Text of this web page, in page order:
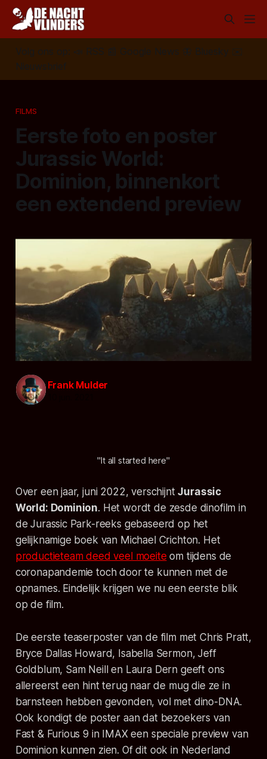
Volg ons op: 📣 RSS 📰 Google News 🦋 Bluesky
✉️
Nieuwsbrief
FILMS
Eerste foto en poster
Jurassic World:
Dominion, binnenkort
een extendend preview
Frank Mulder
"It all started here"
Over een jaar, juni 2022, verschijntJurassic
World: Dominion. Het wordt de zesde dinofilm in
de Jurassic Park-reeks gebaseerd op het
gelijknamige boek van Michael Crichton. Het
productieteam deed veel moeite om tijdens de
coronapandemie toch door te kunnen met de
opnames. Eindelijk krijgen we nu een eerste blik
op de film.
De eerste teaserposter van de film met Chris Pratt,
Bryce Dallas Howard, Isabella Sermon, Jeff
Goldblum, Sam Neill en Laura Dern geeft ons
allereerst een hint terug naar de mug die ze in
barnsteen hebben gevonden, vol met dino-DNA.
Ook kondigt de poster aan dat bezoekers van
Fast & Furious 9 in IMAX een speciale preview van
Dominion kunnen zien. Of dit ook in Nederland